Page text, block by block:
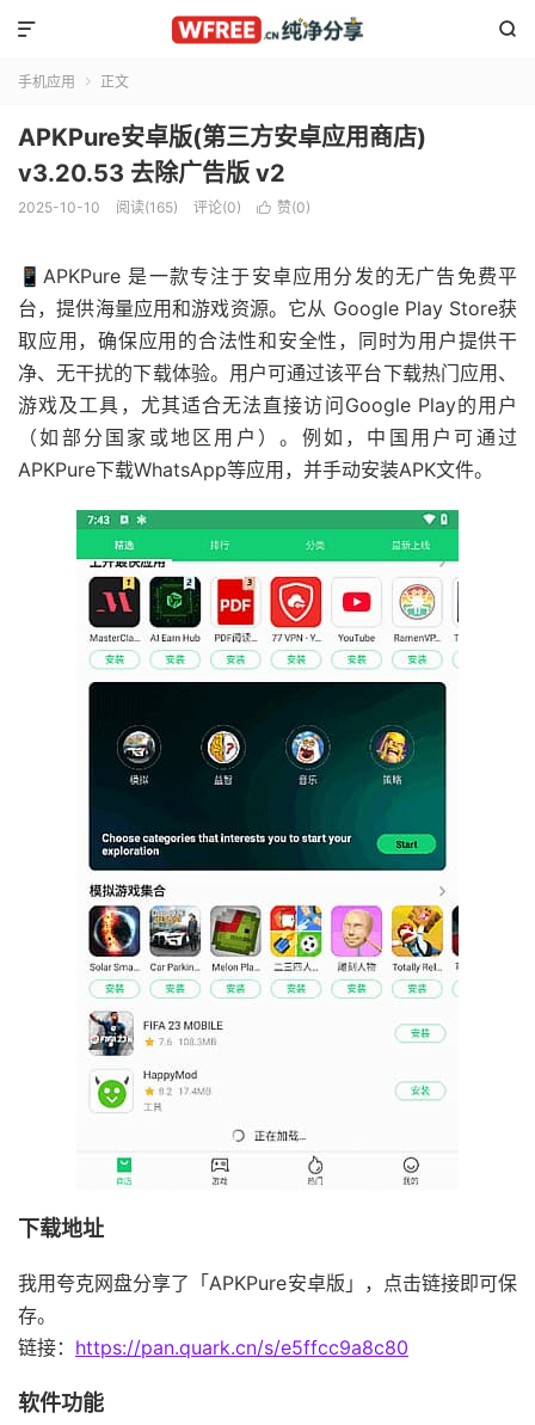


手机应用  正文
APKPure安卓版(第三方安卓应用商店)
v3.20.53 去除广告版 v2
2025-10-10 阅读(165) 评论(0)  赞(0)
📱APKPure 是一款专注于安卓应用分发的无广告免费平
台，提供海量应用和游戏资源。它从 Google Play Store获
取应用，确保应用的合法性和安全性，同时为用户提供干
净、无干扰的下载体验。用户可通过该平台下载热门应用、
游戏及工具，尤其适合无法直接访问Google Play的用户
（如部分国家或地区用户）。例如，中国用户可通过
APKPure下载WhatsApp等应用，并手动安装APK文件。
下载地址
我用夸克网盘分享了「APKPure安卓版」，点击链接即可保
存。
链接： https://pan.quark.cn/s/e5ffcc9a8c80
软件功能